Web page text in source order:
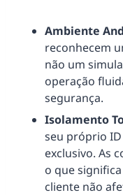
Ambiente
reconhecem
não um
operação
segurança.
Isolamento
seu próprio
exclusivo. As
o que
cliente não